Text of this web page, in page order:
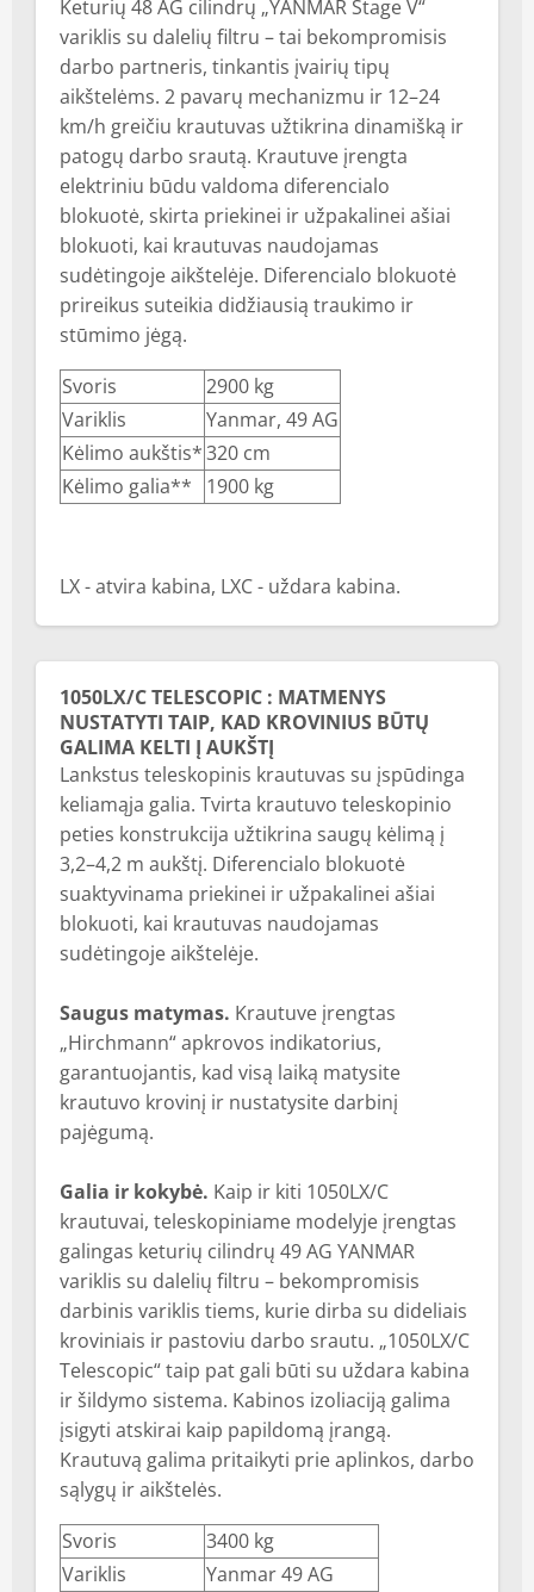
Keturių 48 AG cilindrų „YANMAR Stage V“
variklis su dalelių filtru – tai bekompromisis
darbo partneris, tinkantis įvairių tipų
aikštelėms. 2 pavarų mechanizmu ir 12–24
km/h greičiu krautuvas užtikrina dinamišką ir
patogų darbo srautą. Krautuve įrengta
elektriniu būdu valdoma diferencialo
blokuotė, skirta priekinei ir užpakalinei ašiai
blokuoti, kai krautuvas naudojamas
sudėtingoje aikštelėje. Diferencialo blokuotė
prireikus suteikia didžiausią traukimo ir
stūmimo jėgą.
Svoris
2900 kg
Variklis
Yanmar, 49 AG
Kėlimo aukštis*320 cm
Kėlimo galia**
1900 kg
LX - atvira kabina, LXC - uždara kabina.
1050LX/C TELESCOPIC : MATMENYS
NUSTATYTI TAIP, KAD KROVINIUS BŪTŲ
GALIMA KELTI Į AUKŠTĮ
Lankstus teleskopinis krautuvas su įspūdinga
keliamąja galia. Tvirta krautuvo teleskopinio
peties konstrukcija užtikrina saugų kėlimą į
3,2–4,2 m aukštį. Diferencialo blokuotė
suaktyvinama priekinei ir užpakalinei ašiai
blokuoti, kai krautuvas naudojamas
sudėtingoje aikštelėje.
Saugus matymas. Krautuve įrengtas
„Hirchmann“ apkrovos indikatorius,
garantuojantis, kad visą laiką matysite
krautuvo krovinį ir nustatysite darbinį
pajėgumą.
Galia ir kokybė. Kaip ir kiti 1050LX/C
krautuvai, teleskopiniame modelyje įrengtas
galingas keturių cilindrų 49 AG YANMAR
variklis su dalelių filtru – bekompromisis
darbinis variklis tiems, kurie dirba su dideliais
kroviniais ir pastoviu darbo srautu. „1050LX/C
Telescopic“ taip pat gali būti su uždara kabina
ir šildymo sistema. Kabinos izoliaciją galima
įsigyti atskirai kaip papildomą įrangą.
Krautuvą galima pritaikyti prie aplinkos, darbo
sąlygų ir aikštelės.
Svoris
3400 kg
Variklis
Yanmar 49 AG